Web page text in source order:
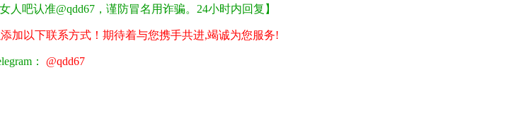
人吧认准@qdd67，谨防冒名用诈骗。 24小时内回复】
加以下联系方式！ 期待着与您携手共进,竭诚为您服务!
： @qdd67